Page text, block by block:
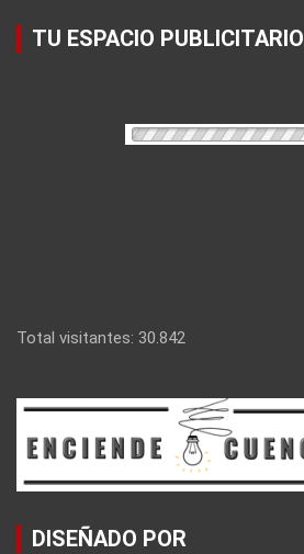
TU ESPACIO PUBLICITARIO
Total visitantes: 30.842
DISEÑADO POR